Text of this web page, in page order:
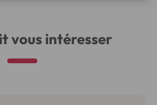
vous intéresser